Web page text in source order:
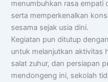
menumbuhkan rasa empati
serta memperkenalkan
sesama sejak usia dini.
Kegiatan pun ditutup
untuk melanjutkan aktivitas
salat zuhur, dan persiapan
mendongeng ini, sekolah